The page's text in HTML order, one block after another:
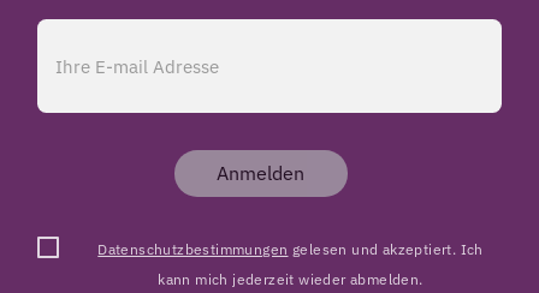
Anmelden
Datenschutzbestimmungen gelesen und akzeptiert. Ich
kann mich jederzeit wieder abmelden.